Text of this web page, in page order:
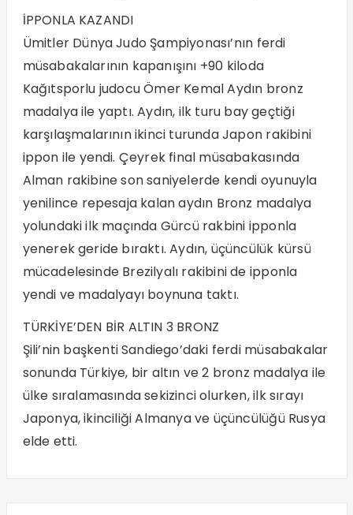
İPPONLA KAZANDI
Ümitler Dünya Judo Şampiyonası’nın ferdi
müsabakalarının kapanışını +90 kiloda
Kağıtsporlu judocu Ömer Kemal Aydın bronz
madalya ile yaptı. Aydın, ilk turu bay geçtiği
karşılaşmalarının ikinci turunda Japon rakibini
ippon ile yendi. Çeyrek final müsabakasında
Alman rakibine son saniyelerde kendi oyunuyla
yenilince repesaja kalan aydın Bronz madalya
yolundaki ilk maçında Gürcü rakbini ipponla
yenerek geride bıraktı. Aydın, üçüncülük kürsü
mücadelesinde Brezilyalı rakibini de ipponla
yendi ve madalyayı boynuna taktı.
TÜRKİYE’DEN BİR ALTIN 3 BRONZ
Şili’nin başkenti Sandiego’daki ferdi müsabakalar
sonunda Türkiye, bir altın ve 2 bronz madalya ile
ülke sıralamasında sekizinci olurken, ilk sırayı
Japonya, ikinciliği Almanya ve üçüncülüğü Rusya
elde etti.